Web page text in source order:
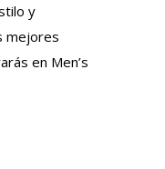
y
mejores
en Men’s